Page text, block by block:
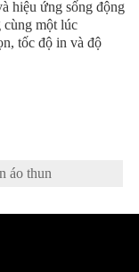
hiệu ứng sống động
cùng một lúc
tốc độ in và độ
áo thun